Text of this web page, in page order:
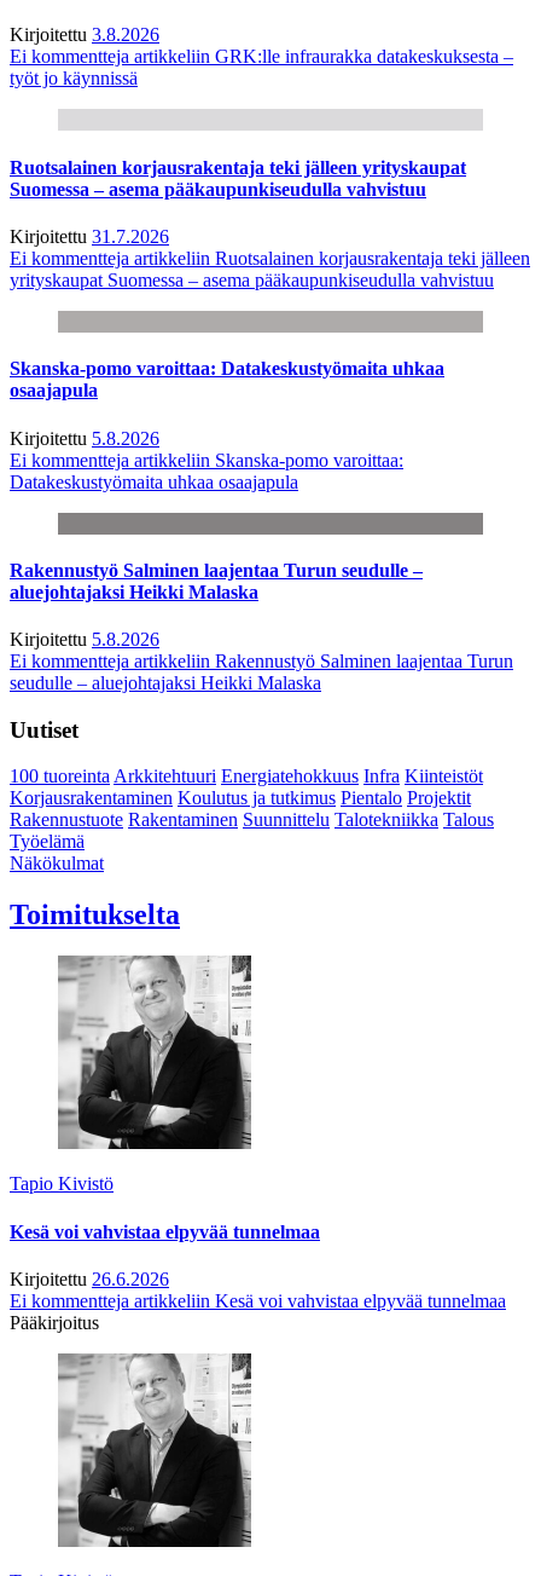
Kirjoitettu 3.8.2026
Ei kommentteja artikkeliin GRK:lle infraurakka datakeskuksesta –
työt jo käynnissä
Ruotsalainen korjausrakentaja teki jälleen yrityskaupat
Suomessa – asema pääkaupunkiseudulla vahvistuu
Kirjoitettu 31.7.2026
Ei kommentteja artikkeliin Ruotsalainen korjausrakentaja teki jälleen
yrityskaupat Suomessa – asema pääkaupunkiseudulla vahvistuu
Skanska-pomo varoittaa: Datakeskustyömaita uhkaa
osaajapula
Kirjoitettu 5.8.2026
Ei kommentteja artikkeliin Skanska-pomo varoittaa:
Datakeskustyömaita uhkaa osaajapula
Rakennustyö Salminen laajentaa Turun seudulle –
aluejohtajaksi Heikki Malaska
Kirjoitettu 5.8.2026
Ei kommentteja artikkeliin Rakennustyö Salminen laajentaa Turun
seudulle – aluejohtajaksi Heikki Malaska
Uutiset
100 tuoreintaArkkitehtuuri Energiatehokkuus Infra Kiinteistöt
Korjausrakentaminen Koulutus ja tutkimus Pientalo Projektit
Rakennustuote Rakentaminen Suunnittelu Talotekniikka Talous
Työelämä
Näkökulmat
Toimitukselta
Tapio Kivistö
Kesä voi vahvistaa elpyvää tunnelmaa
Kirjoitettu 26.6.2026
Ei kommentteja artikkeliin Kesä voi vahvistaa elpyvää tunnelmaa
Pääkirjoitus